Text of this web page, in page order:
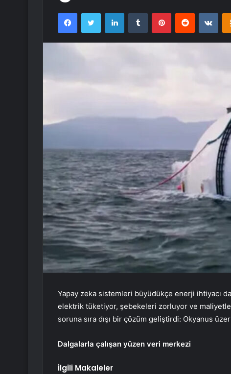
FacebookTwitter LinkedInTumblr PinterestReddit
Yapay zeka sistemleri büyüdükçe enerji ihtiyacı
elektrik tüketiyor, şebekeleri zorluyor ve
soruna sıra dışı bir çözüm geliştirdi: Okyanus
Dalgalarla çalışan yüzen veri merkezi
İlgili Makaleler